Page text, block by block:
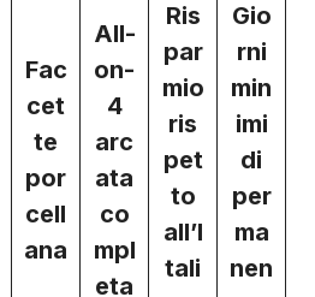
Fac
cet
te
por
cell
ana
All-
on-
4
arc
ata
co
mpl
eta
Ris
par
mio
ris
pet
to
all’I
tali
Gio
rni
min
imi
di
per
ma
nen